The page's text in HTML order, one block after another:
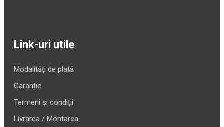
Link-uri utile
Modalități de plată
Garanție
Termeni și condiții
Livrarea / Montarea